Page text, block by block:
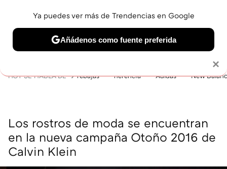
BELLEZA SHOPPING VIAJES GASTRO SNEAKERS
HOY SE HABLA DE rebajas herencia Adidas New
Los rostros de moda se encuentran
en la nueva campaña Otoño 2016 de
Calvin Klein
×
Ya puedes ver más de Trendencias en Google
Añádenos como fuente preferida